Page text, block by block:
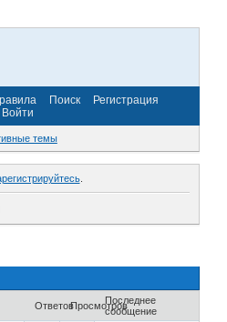
Поиск
Регистрация
Войти
темы
.
ОтветовПросмотровПоследнее
сообщение